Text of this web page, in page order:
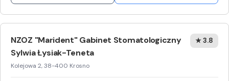
NZOZ "Marident" Gabinet Stomatologiczny
Sylwia Łysiak-Teneta
Kolejowa 2, 38-400 Krosno
★ 3.8